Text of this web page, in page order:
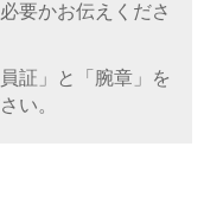
要かお伝えくださ
証」と「腕章」を
い。